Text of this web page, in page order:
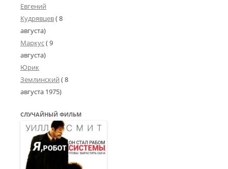
Евгений
Кудрявцев( 8
августа)
Маркус( 9
августа)
Юрик
Землинский (8
августа 1975)
СЛУЧАЙНЫЙ ФИЛЬМ